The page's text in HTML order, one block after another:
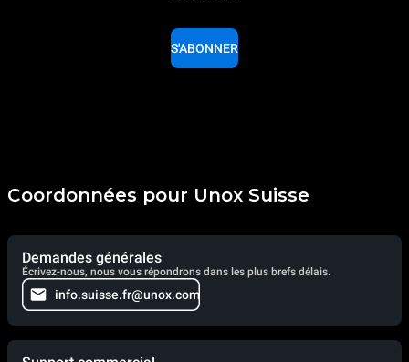
S'ABONNER
Coordonnées pour Unox Suisse
Demandes générales
Écrivez-nous, nous vous répondrons dans les plus brefs délais.
info.suisse.fr@unox.com